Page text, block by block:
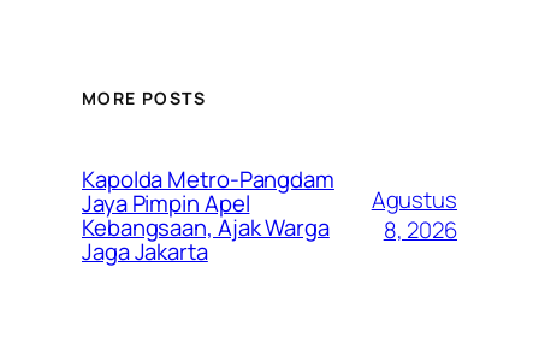
MORE POSTS
Kapolda Metro-Pangdam
Jaya Pimpin Apel
Kebangsaan, Ajak Warga
Jaga Jakarta
Agustus
8, 2026